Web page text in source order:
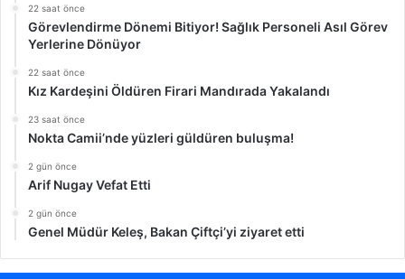
22 saat önce
Görevlendirme Dönemi Bitiyor! Sağlık Personeli Asıl Görev
Yerlerine Dönüyor
22 saat önce
Kız Kardeşini Öldüren Firari Mandırada Yakalandı
23 saat önce
Nokta Camii’nde yüzleri güldüren buluşma!
2 gün önce
Arif Nugay Vefat Etti
2 gün önce
Genel Müdür Keleş, Bakan Çiftçi’yi ziyaret etti